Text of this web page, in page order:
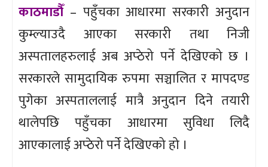
काठमाडौँ– पहुँचका आधारमा सरकारी अनुदान
कुम्ल्याउदै आएका सरकारी तथा निजी
अस्पतालहरुलाई अब अप्ठेरो पर्ने देखिएको छ ।
सरकारले सामुदायिक रुपमा सञ्चालित र मापदण्ड
पुगेका अस्पताललाई मात्रै अनुदान दिने तयारी
थालेपछि पहुँचका आधारमा सुविधा लिदै
आएकालाई अप्ठेरो पर्ने देखिएको हो ।